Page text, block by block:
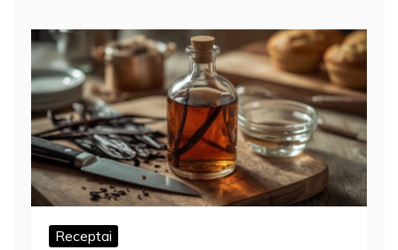
Receptai